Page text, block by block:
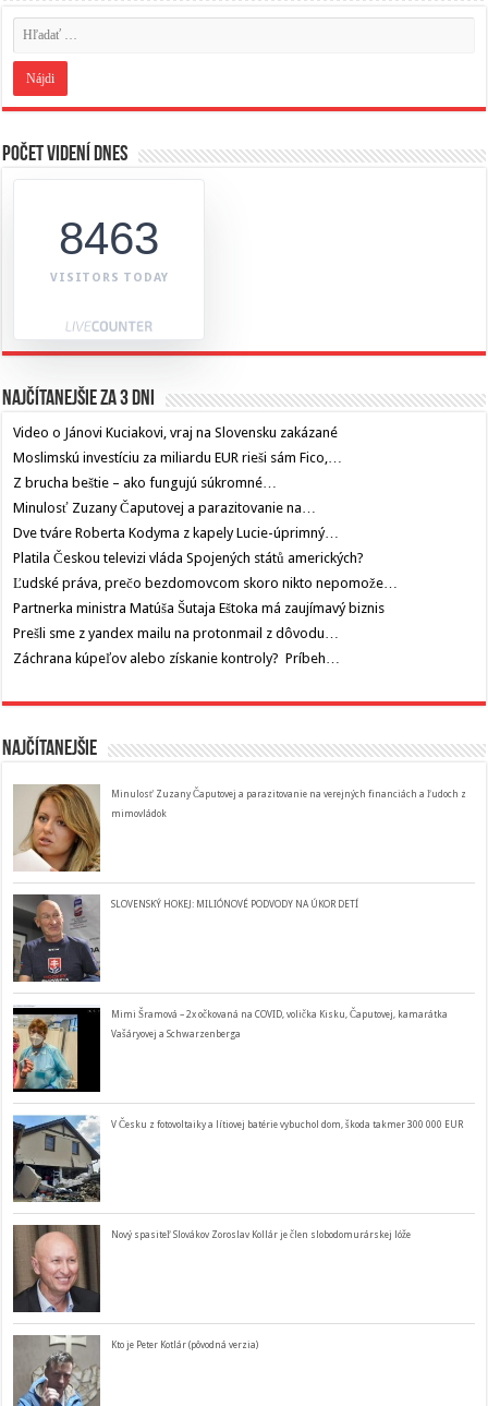
Počet videní dnes
8463
VISITORS TODAY
Najčítanejšie za 3 dni
Video o Jánovi Kuciakovi, vraj na Slovensku zakázané
Moslimskú investíciu za miliardu EUR rieši sám Fico,…
Z brucha beštie – ako fungujú súkromné…
Minulosť Zuzany Čaputovej a parazitovanie na…
Dve tváre Roberta Kodyma z kapely Lucie-úprimný…
Platila Českou televizi vláda Spojených států amerických?
Ľudské práva, prečo bezdomovcom skoro nikto nepomože…
Partnerka ministra Matúša Šutaja Eštoka má zaujímavý biznis
Prešli sme z yandex mailu na protonmail z dôvodu…
Záchrana kúpeľov alebo získanie kontroly? Príbeh…
Najčítanejšie
Minulosť Zuzany Čaputovej a parazitovanie na verejných financiách a ľudoch z
mimovládok
SLOVENSKÝ HOKEJ: MILIÓNOVÉ PODVODY NA ÚKOR DETÍ
Mimi Šramová – 2x očkovaná na COVID, volička Kisku, Čaputovej, kamarátka
Vašáryovej a Schwarzenberga
V Česku z fotovoltaiky a lítiovej batérie vybuchol dom, škoda takmer 300 000 EUR
Nový spasiteľ Slovákov Zoroslav Kollár je člen slobodomurárskej lóže
Kto je Peter Kotlár (pôvodná verzia)